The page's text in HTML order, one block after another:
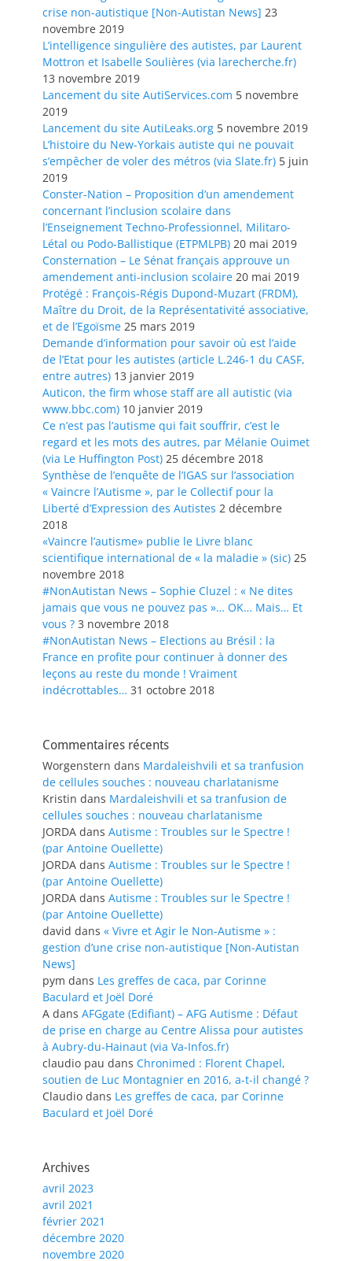
crise non-autistique [Non-Autistan News] 23
novembre 2019
L’intelligence singulière des autistes, par Laurent
Mottron et Isabelle Soulières (via larecherche.fr)
13 novembre 2019
Lancement du site AutiServices.com 5 novembre
2019
Lancement du site AutiLeaks.org 5 novembre 2019
L’histoire du New-Yorkais autiste qui ne pouvait
s’empêcher de voler des métros (via Slate.fr) 5 juin
2019
Conster-Nation – Proposition d’un amendement
concernant l’inclusion scolaire dans
l’Enseignement Techno-Professionnel, Militaro-
Létal ou Podo-Ballistique (ETPMLPB) 20 mai 2019
Consternation – Le Sénat français approuve un
amendement anti-inclusion scolaire 20 mai 2019
Protégé : François-Régis Dupond-Muzart (FRDM),
Maître du Droit, de la Représentativité associative,
et de l’Egoïsme 25 mars 2019
Demande d’information pour savoir où est l’aide
de l’Etat pour les autistes (article L.246-1 du CASF,
entre autres) 13 janvier 2019
Auticon, the firm whose staff are all autistic (via
www.bbc.com) 10 janvier 2019
Ce n’est pas l’autisme qui fait souffrir, c’est le
regard et les mots des autres, par Mélanie Ouimet
(via Le Huffington Post) 25 décembre 2018
Synthèse de l’enquête de l’IGAS sur l’association
« Vaincre l’Autisme », par le Collectif pour la
Liberté d’Expression des Autistes 2 décembre
2018
«Vaincre l’autisme» publie le Livre blanc
scientifique international de « la maladie » (sic) 25
novembre 2018
#NonAutistan News – Sophie Cluzel : « Ne dites
jamais que vous ne pouvez pas »… OK… Mais… Et
vous ? 3 novembre 2018
#NonAutistan News – Elections au Brésil : la
France en profite pour continuer à donner des
leçons au reste du monde ! Vraiment
indécrottables… 31 octobre 2018
Commentaires récents
Worgenstern dans Mardaleishvili et sa tranfusion
de cellules souches : nouveau charlatanisme
Kristin dans Mardaleishvili et sa tranfusion de
cellules souches : nouveau charlatanisme
JORDA dans Autisme : Troubles sur le Spectre !
(par Antoine Ouellette)
JORDA dans Autisme : Troubles sur le Spectre !
(par Antoine Ouellette)
JORDA dans Autisme : Troubles sur le Spectre !
(par Antoine Ouellette)
david dans « Vivre et Agir le Non-Autisme » :
gestion d’une crise non-autistique [Non-Autistan
News]
pym dans Les greffes de caca, par Corinne
Baculard et Joël Doré
A dans AFGgate (Edifiant) – AFG Autisme : Défaut
de prise en charge au Centre Alissa pour autistes
à Aubry-du-Hainaut (via Va-Infos.fr)
claudio pau dans Chronimed : Florent Chapel,
soutien de Luc Montagnier en 2016, a-t-il changé ?
Claudio dans Les greffes de caca, par Corinne
Baculard et Joël Doré
Archives
avril 2023
avril 2021
février 2021
décembre 2020
novembre 2020